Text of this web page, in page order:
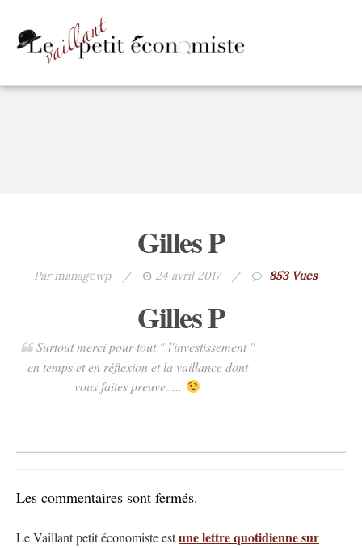
Gilles P
Par managewp / 24 avril 2017 / 853 Vues
Gilles P
Surtout merci pour tout " l'investissement "
en temps et en réflexion et la vaillance dont
vous faites preuve.....
Les commentaires sont fermés.
Le Vaillant petit économiste estune lettre quotidienne sur